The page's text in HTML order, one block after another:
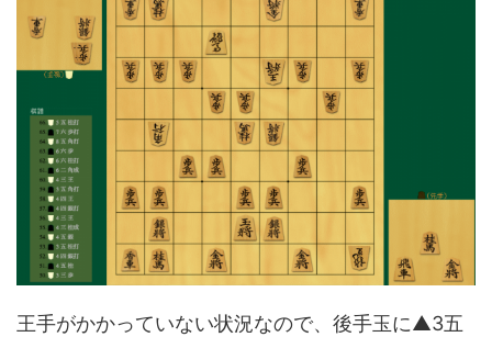
王手がかかっていない状況なので、後手玉に▲3五